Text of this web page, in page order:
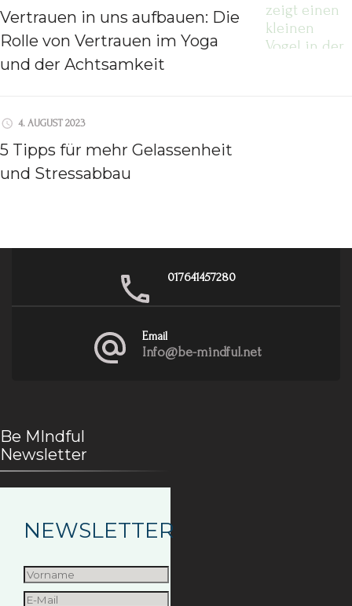
Vertrauen in uns aufbauen: Die
Rolle von Vertrauen im Yoga
und der Achtsamkeit
4. AUGUST 2023
5 Tipps für mehr Gelassenheit
und Stressabbau
017641457280
Email
Info@be-mindful.net
Be MIndful
Newsletter
NEWSLETTER